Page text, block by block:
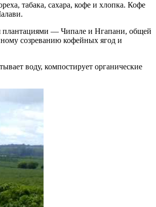
табака, сахара, кофе и хлопка. Кофе
плантациями — Чипале и Нгапани, общей
созреванию кофейных ягод и
воду, компостирует органические